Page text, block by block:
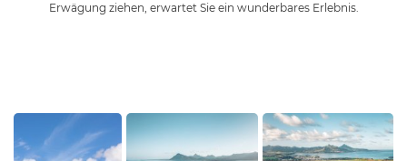
Erwägung ziehen, erwartet Sie ein wunderbares Erlebnis.